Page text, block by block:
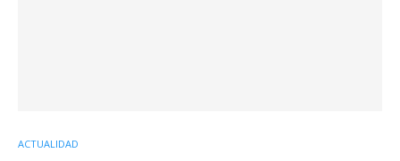
ACTUALIDAD